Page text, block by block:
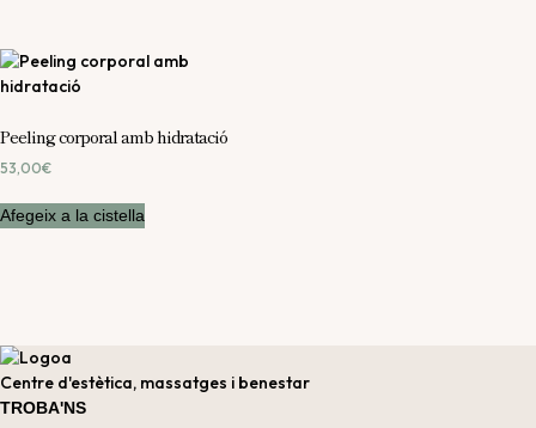
Peeling corporal amb hidratació
53,00€
Afegeix a la cistella
Centre d'estètica, massatges i benestar
TROBA'NS